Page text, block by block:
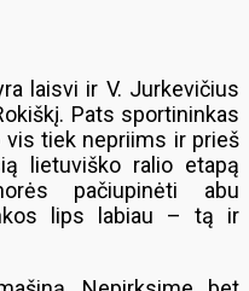
laisvi ir V. Jurkevičius
Pats sportininkas
vis tiek nepriims ir prieš
lietuviško ralio etapą
pačiupinėti abu
lips labiau – tą ir